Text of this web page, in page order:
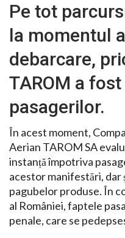
Pe tot
la momentul
debarcare,
TAROM a
pasagerilor.
În acest moment,
Aerian TAROM SA
instanță împotriva
acestor manifestări,
pagubelor produse. În
al României, faptele
penale, care se